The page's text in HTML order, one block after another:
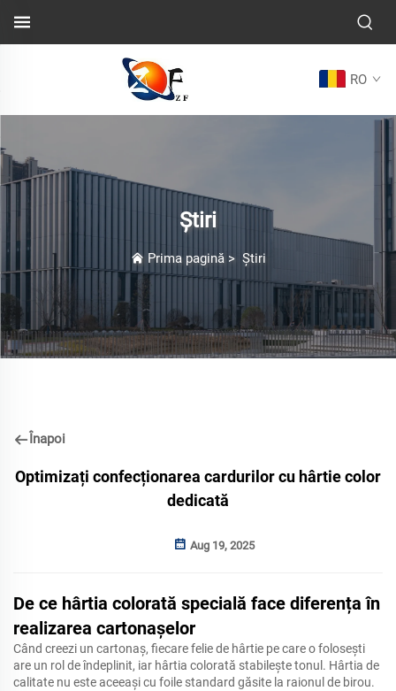
RO
Știri
Prima pagină> Știri
Înapoi
Optimizați confecționarea cardurilor cu hârtie color
dedicată
Aug 19, 2025
De ce hârtia colorată specială face diferența în
realizarea cartonașelor
Când creezi un cartonaș, fiecare felie de hârtie pe care o folosești
are un rol de îndeplinit, iar hârtia colorată stabilește tonul. Hârtia de
calitate nu este aceeași cu foile standard găsite la raionul de birou.